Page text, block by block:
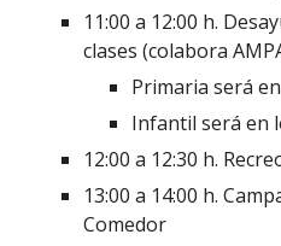
11:00 a 12:00 h.
clases (colabora
Primaria será
Infantil será en
12:00 a 12:30 h.
13:00 a 14:00 h.
Comedor